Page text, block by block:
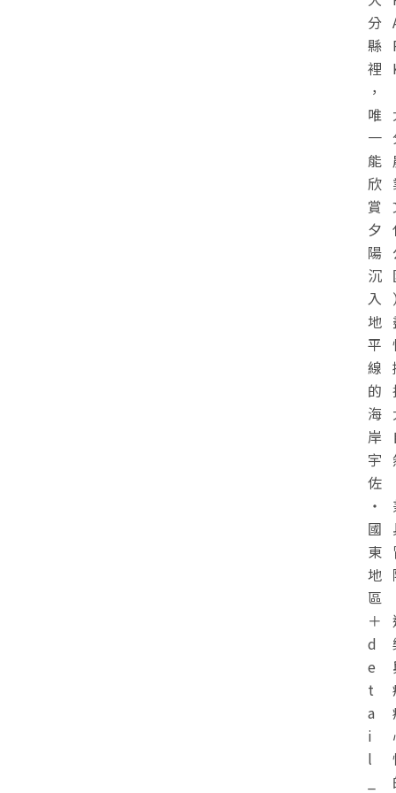
分
縣
裡
，
唯
一
能
欣
賞
夕
陽
沉
入
地
平
線
的
海
岸
宇
佐
・
國
東
地
區
＋
d
e
t
a
i
l